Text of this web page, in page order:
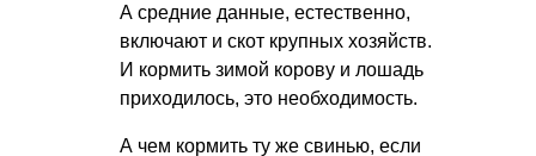
А средние данные, естественно,
включают и скот крупных хозяйств.
И кормить зимой корову и лошадь
приходилось, это необходимость.
А чем кормить ту же свинью, если